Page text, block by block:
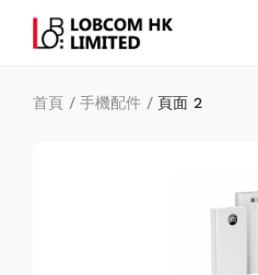
首頁/手機配件/頁面 2